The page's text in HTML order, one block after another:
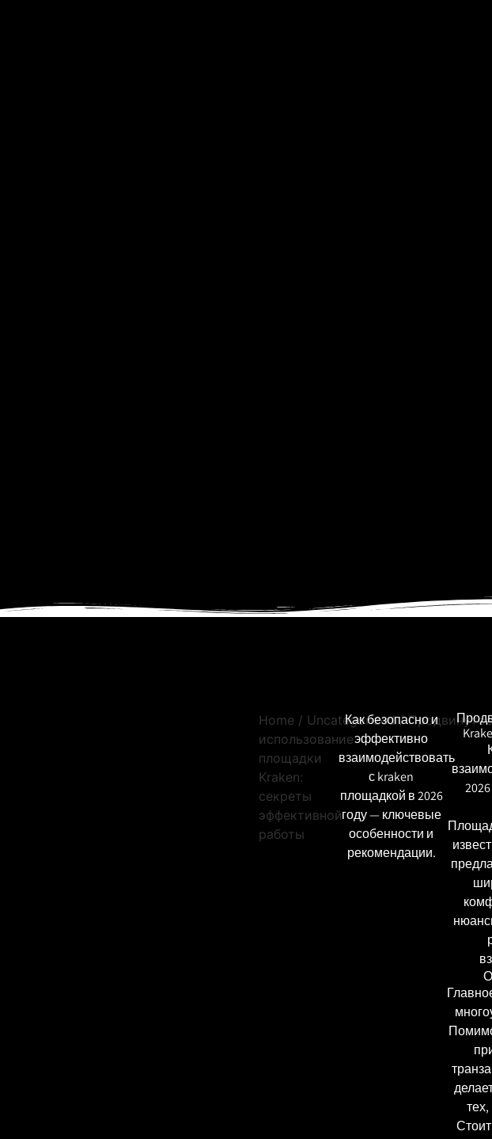
Home / Uncategorized/ Продвинутое
использование
площадки
Kraken:
секреты
эффективной
работы
Как безопасно и
эффективно
взаимодействовать
с kraken
площадкой в 2026
году — ключевые
особенности и
рекомендации.